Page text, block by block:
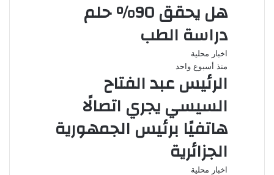
هل يحقق 90% حلم
دراسة الطب
اخبار محلية
منذ أسبوع واحد
الرئيس عبد الفتاح
السيسي يجري اتصالًا
هاتفيًا برئيس الجمهورية
الجزائرية
اخبار محلية